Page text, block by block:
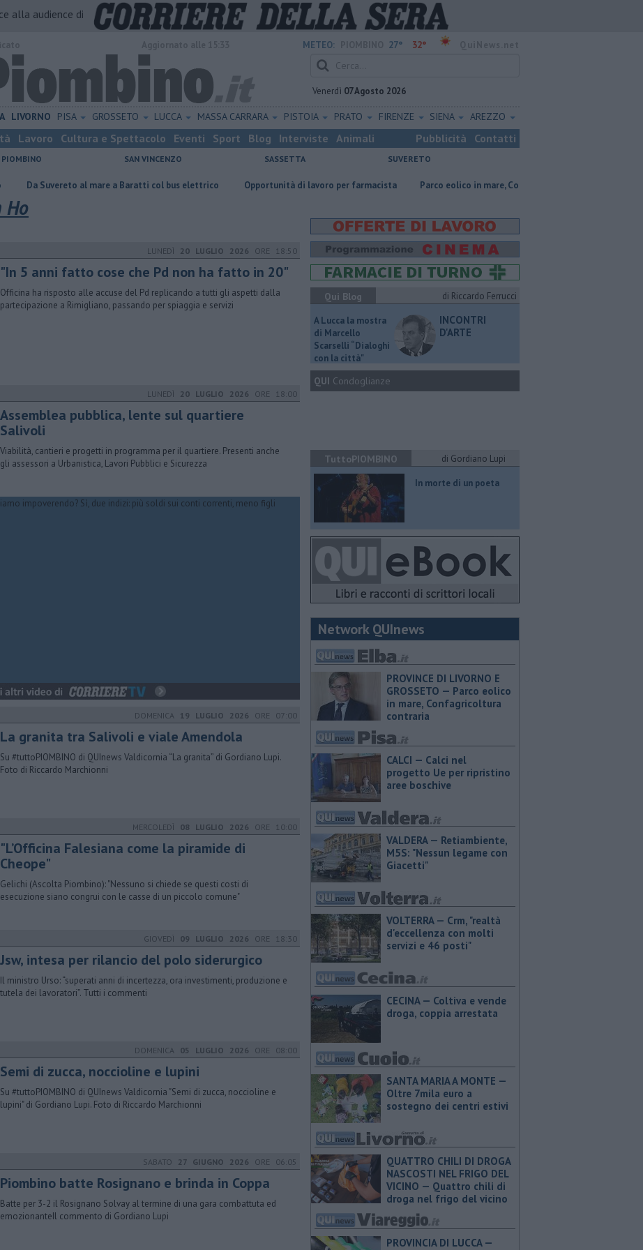
alla audience di
METEO: 27° 32°
Venerdì 07 Agosto 2026
LIVORNO PISA GROSSETO LUCCA MASSA CARRARA PISTOIA PRATO FIRENZE SIENA AREZZO
Lavoro Cultura e Spettacolo Eventi Sport Blog Interviste Animali Pubblicità Contatti
PIOMBINO SAN VINCENZO SASSETTA SUVERETO
al mare a Baratti col bus elettrico Opportunità di lavoro per farmacista Parco eolico in mare, Confagricoltura contraria
Ho
LUNEDÌ 20 LUGLIO 2026 ORE 18:50
"In 5 anni fatto cose che Pd non ha fatto in 20"
Officina ha risposto alle accuse del Pd replicando a tutti gli aspetti dalla
partecipazione a Rimigliano, passando per spiaggia e servizi
LUNEDÌ 20 LUGLIO 2026 ORE 18:00
Assemblea pubblica, lente sul quartiere
Salivoli
Viabilità, cantieri e progetti in programma per il quartiere. Presenti anche
gli assessori a Urbanistica, Lavori Pubblici e Sicurezza
DOMENICA 19 LUGLIO 2026 ORE 07:00
La granita tra Salivoli e viale Amendola
Su #tuttoPIOMBINO di QUInews Valdicornia “La granita” di Gordiano Lupi.
Foto di Riccardo Marchionni
MERCOLEDÌ 08 LUGLIO 2026 ORE 10:00
"L’Officina Falesiana come la piramide di
Cheope"
Gelichi (Ascolta Piombino): "Nessuno si chiede se questi costi di
esecuzione siano congrui con le casse di un piccolo comune"
GIOVEDÌ 09 LUGLIO 2026 ORE 18:30
Jsw, intesa per rilancio del polo siderurgico
Il ministro Urso: “superati anni di incertezza, ora investimenti, produzione e
tutela dei lavoratori”. Tutti i commenti
DOMENICA 05 LUGLIO 2026 ORE 08:00
​Semi di zucca, noccioline e lupini
Su #tuttoPIOMBINO di QUInews Valdicornia "Semi di zucca, noccioline e
lupini" di Gordiano Lupi. Foto di Riccardo Marchionni
SABATO 27 GIUGNO 2026 ORE 06:05
Piombino batte Rosignano e brinda in Coppa
Batte per 3-2 il Rosignano Solvay al termine di una gara combattuta ed
emozionanteIl commento di Gordiano Lupi
Qui Blog di Riccardo Ferrucci
A Lucca la mostra
di Marcello
Scarselli “Dialoghi
con la città"
INCONTRI
D'ARTE
QUI Condoglianze
TuttoPIOMBINO di Gordiano Lupi
In morte di un poeta
Network QUInews
PROVINCE DI LIVORNO E
GROSSETO — Parco eolico
in mare, Confagricoltura
contraria
CALCI — Calci nel
progetto Ue per ripristino
aree boschive
VALDERA — Retiambiente,
M5S: "Nessun legame con
Giacetti"
VOLTERRA — Crm, "realtà
d'eccellenza con molti
servizi e 46 posti"
CECINA — Coltiva e vende
droga, coppia arrestata
SANTA MARIA A MONTE —
Oltre 7mila euro a
sostegno dei centri estivi
QUATTRO CHILI DI DROGA
NASCOSTI NEL FRIGO DEL
VICINO — Quattro chili di
droga nel frigo del vicino
PROVINCIA DI LUCCA — ​